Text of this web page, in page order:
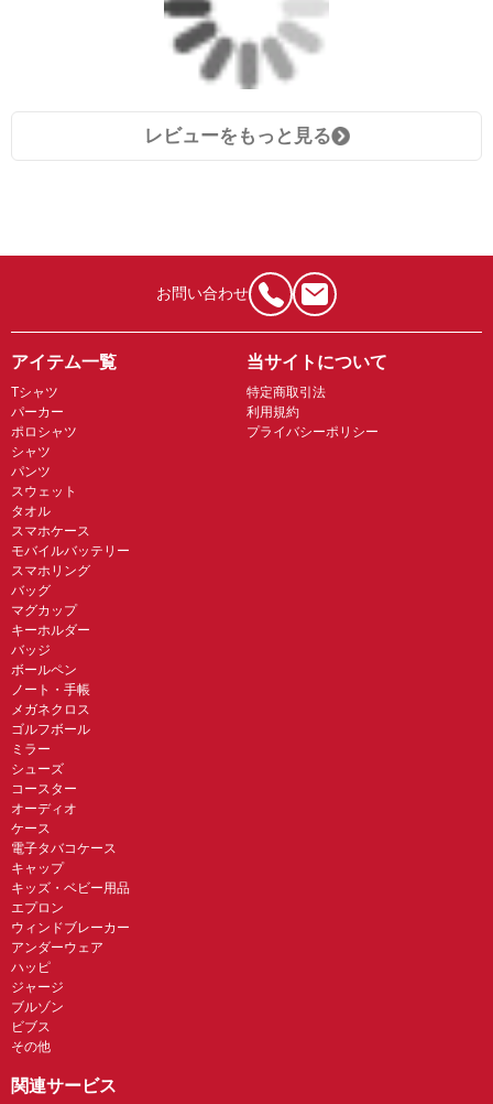
レビューをもっと見る
お問い合わせ
アイテム一覧
Tシャツ
パーカー
ポロシャツ
シャツ
パンツ
スウェット
タオル
スマホケース
モバイルバッテリー
スマホリング
バッグ
マグカップ
キーホルダー
バッジ
ボールペン
ノート・手帳
メガネクロス
ゴルフボール
ミラー
シューズ
コースター
オーディオ
ケース
電子タバコケース
キャップ
キッズ・ベビー用品
エプロン
ウィンドブレーカー
アンダーウェア
ハッピ
ジャージ
ブルゾン
ビブス
その他
当サイトについて
特定商取引法
利用規約
プライバシーポリシー
関連サービス